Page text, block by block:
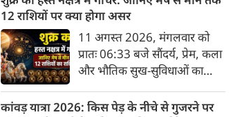
अनुसार, किसी भी शुभ कार्य को सही
मुहूर्त में करने से सफलता की
संभावना बढ़ जाती है। 'वेबदुनिया'
आपके लिए लेकर आया है 08
अगस्‍त, 2026 का विशेष पंचांग
और शुभ-अशुभ मुहूर्त।
12 राशियों पर क्या होगा असर
11 अगस्त 2026, मंगलवार को
प्रातः 06:33 बजे सौंदर्य, प्रेम, कला
और भौतिक सुख-सुविधाओं का
नक्षत्र के चतुर्थ पद से निकलकर हस्त
कांवड़ यात्रा 2026: किस पेड़ के नीचे से गुजरने पर